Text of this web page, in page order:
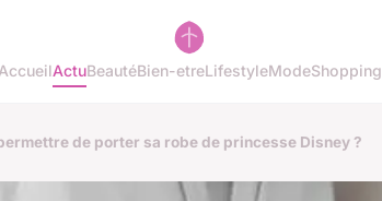
AccueilActuBeautéBien-etreLifestyleModeShopping
de porter sa robe de princesse Disney ?